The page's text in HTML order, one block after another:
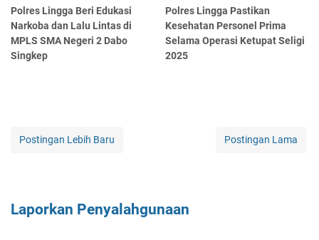
Polres Lingga Beri Edukasi
Narkoba dan Lalu Lintas di
MPLS SMA Negeri 2 Dabo
Singkep
Polres Lingga Pastikan
Kesehatan Personel Prima
Selama Operasi Ketupat Seligi
2025
Postingan Lebih Baru Postingan Lama
Laporkan Penyalahgunaan